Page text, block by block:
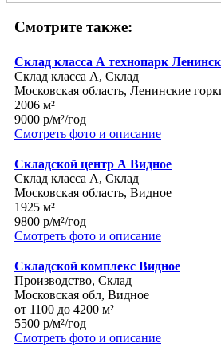
Смотрите также:
Склад класса А технопарк
Склад класса A, Склад
Московская область, Ленинские
2006 м²
9000 р/м²/год
Смотреть фото и описание
Складской центр А Видное
Склад класса A, Склад
Московская область, Видное
1925 м²
9800 р/м²/год
Смотреть фото и описание
Складской комплекс Видное
Производство, Склад
Московская обл, Видное
от 1100 до 4200 м²
5500 р/м²/год
Смотреть фото и описание